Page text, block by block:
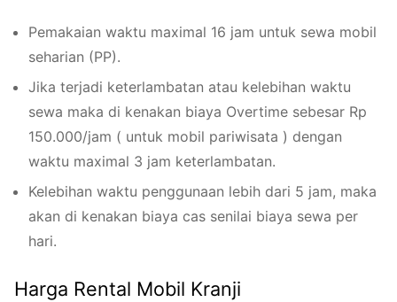
Pemakaian waktu maximal 16 jam untuk sewa mobil
seharian (PP).
Jika terjadi keterlambatan atau kelebihan waktu
sewa maka di kenakan biaya Overtime sebesar Rp
150.000/jam ( untuk mobil pariwisata ) dengan
waktu maximal 3 jam keterlambatan.
Kelebihan waktu penggunaan lebih dari 5 jam, maka
akan di kenakan biaya cas senilai biaya sewa per
hari.
Harga Rental Mobil Kranji